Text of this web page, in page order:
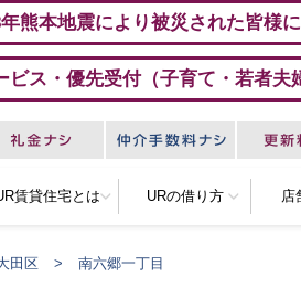
熊本地震により被災された皆様
ビス・優先受付（子育て・若者夫
賃貸住宅とは URの借り方 店
田区 南六郷一丁目